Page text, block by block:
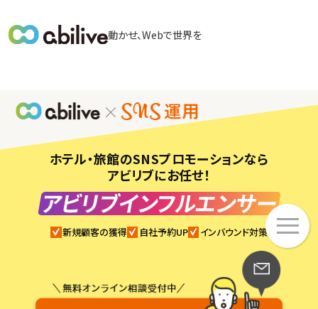
動かせ、Webで世界を
メ
ニ
ー
メ
ニ
ュ
ホテル・旅館のSNSプロモーションなら
アビリブにお任せ！
アビリブインフルエンサー
新規顧客の獲得 自社予約UP インバウンド対策